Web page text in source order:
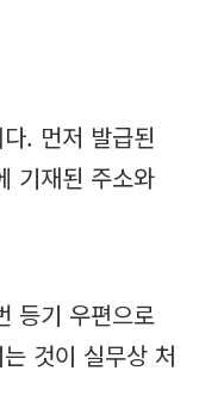
. 먼저 발급된
기재된 주소와
등기 우편으로
것이 실무상 처